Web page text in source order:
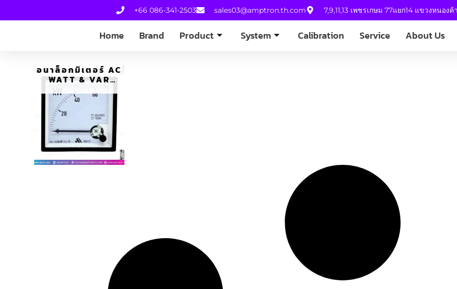
+66 086-341-2503 sales03@amptron.th.com 7,9,11,13 เพชรเกษม 77แยก14 แขวงหนอ
Home Brand Product System Calibration Service About Us
อนาล็อกมิเตอร์ AC
WATT & VAR
PANEL